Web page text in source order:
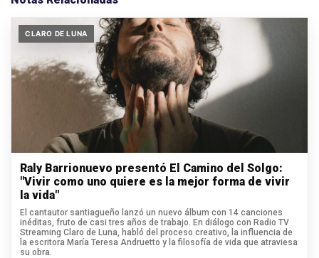
CLARO DE LUNA
Raly Barrionuevo presentó El Camino del Solgo:
"Vivir como uno quiere es la mejor forma de vivir
la vida"
El cantautor santiagueño lanzó un nuevo álbum con 14 canciones
inéditas, fruto de casi tres años de trabajo. En diálogo con Radio TV
Streaming Claro de Luna, habló del proceso creativo, la influencia de
la escritora María Teresa Andruetto y la filosofía de vida que atraviesa
su obra.